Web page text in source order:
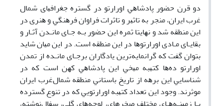
دو ﻗﺮن ﺣﻀﻮر ﭘﺎدﺷﺎﻫﻲ اورارﺗﻮ در ﮔﺴﺘﺮه ﺟﻐﺮاﻓﻴﺎی ﺷﻤﺎل
ﻏﺮب اﻳﺮان، ﻣﻨﺠﺮ ﺑﻪ ﺗﺎﺛﻴﺮ و ﺗﺎﺛﺮات ﻓﺮاوان ﻓﺮﻫﻨﮕﻲ و ﻫﻨﺮی در
اﻳﻦ ﻣﻨﻄﻘﻪ ﺷﺪ و ﻧﻬﺎﻳﺘﺎ ﺛﻤﺮه اﻳﻦ ﺣﻀﻮر ﺑـﻪ ﺟـﺎی ﻣﺎﻧـﺪن آﺛـﺎر و
ﺑﻘﺎﻳـﺎی ﻣـﺎدی اورارﺗﻮﻫﺎ در اﻳﻦ ﻣﻨﻄﻘﻪ اﺳﺖ. در اﻳﻦ ﻣﻴﺎن ﺷﺎﻳﺪ
ﺑﺘﻮان ﮔﻔﺖ ﻛﻪ ﮔﺮاﻧﻤﺎﻳﻪﺗﺮﻳﻦ ﻳﺎدﮔﺎران ﺑﺮﺟـﺎی ﻣﺎﻧـﺪه از ﺗﻤﺪن
اورارﺗﻮ دهﻫﺎ ﻛﺘﻴﺒﻪ ﻣﻴﺨﻲ اﻳﻦ ﭘﺎدﺷﺎﻫﻲ ﻛﻬﻦ اﺳﺖ ﻛﻪ در
ﺷﻨﺎﺳﺎﻳﻲ اﻳﻦ ﺑﺮﻫﻪ از ﺗﺎرﻳﺦ ﺑﺎﺳﺘﺎﻧﻲ ﻣﻨﻄﻘﻪ ﺷﻤﺎلﻏﺮب اﻳﺮان
ﻣﻮﺛﺮﻧﺪ. وﺟﻮد اﻳﻦ ﺗﻌﺪاد ﻛﺘﻴﺒﻪ اورارﺗﻮﻳﻲ ﻛﻪ در ﺗﻨﻮع ﮔﺴﺘﺮده